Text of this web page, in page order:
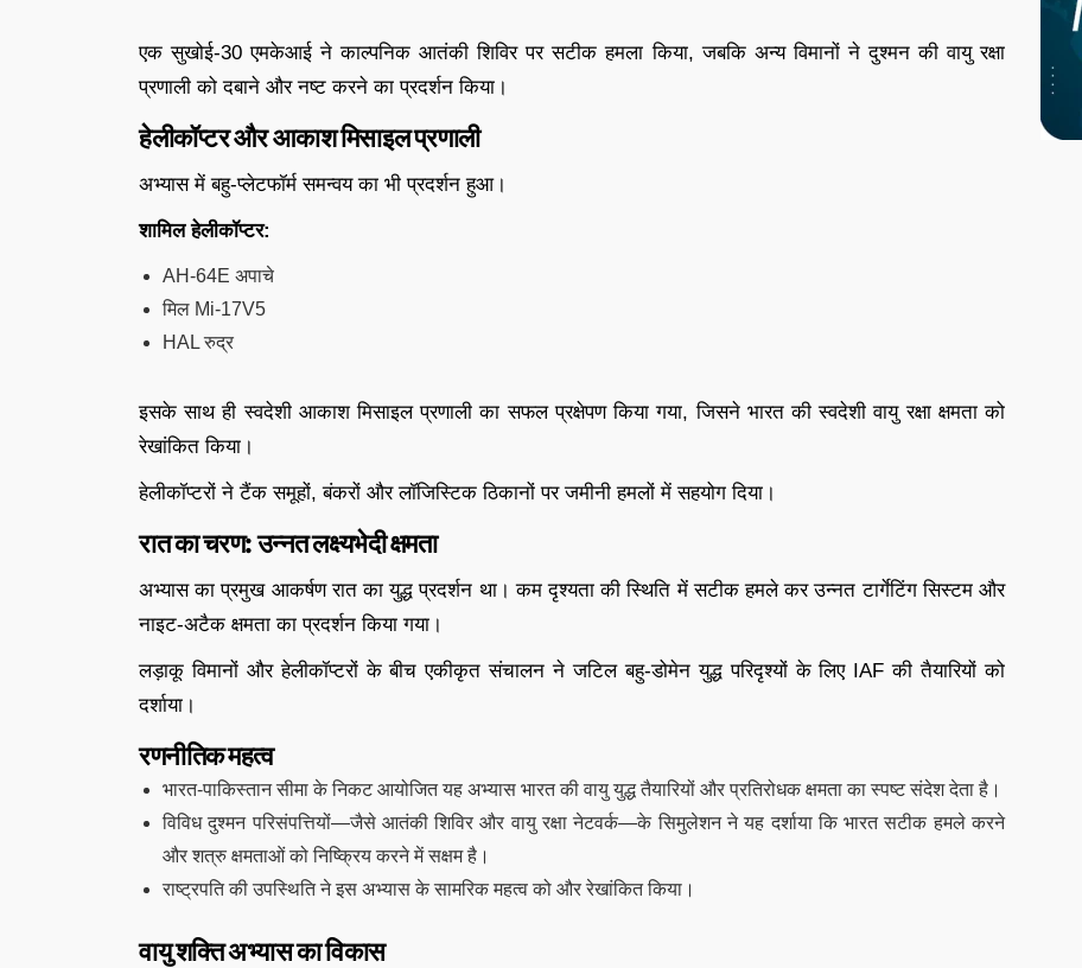
एक सुखोई-30 एमकेआई ने काल्पनिक आतंकी शिविर पर सटीक हमला किया, जबकि अन्य विमानों ने दुश्मन की वायु रक्षा
प्रणाली को दबाने और नष्ट करने का प्रदर्शन किया।
हेलीकॉप्टर और आकाश मिसाइल प्रणाली
अभ्यास में बहु-प्लेटफॉर्म समन्वय का भी प्रदर्शन हुआ।
शामिल हेलीकॉप्टर:
AH-64E अपाचे
मिल Mi-17V5
HAL रुद्र
इसके साथ ही स्वदेशी आकाश मिसाइल प्रणाली का सफल प्रक्षेपण किया गया, जिसने भारत की स्वदेशी वायु रक्षा क्षमता को
रेखांकित किया।
हेलीकॉप्टरों ने टैंक समूहों, बंकरों और लॉजिस्टिक ठिकानों पर जमीनी हमलों में सहयोग दिया।
रात का चरण: उन्नत लक्ष्यभेदी क्षमता
अभ्यास का प्रमुख आकर्षण रात का युद्ध प्रदर्शन था। कम दृश्यता की स्थिति में सटीक हमले कर उन्नत टार्गेटिंग सिस्टम और
नाइट-अटैक क्षमता का प्रदर्शन किया गया।
लड़ाकू विमानों और हेलीकॉप्टरों के बीच एकीकृत संचालन ने जटिल बहु-डोमेन युद्ध परिदृश्यों के लिए IAF की तैयारियों को
दर्शाया।
रणनीतिक महत्व
भारत-पाकिस्तान सीमा के निकट आयोजित यह अभ्यास भारत की वायु युद्ध तैयारियों और प्रतिरोधक क्षमता का स्पष्ट संदेश देता है।
विविध दुश्मन परिसंपत्तियों—जैसे आतंकी शिविर और वायु रक्षा नेटवर्क—के सिमुलेशन ने यह दर्शाया कि भारत सटीक हमले करने
और शत्रु क्षमताओं को निष्क्रिय करने में सक्षम है।
राष्ट्रपति की उपस्थिति ने इस अभ्यास के सामरिक महत्व को और रेखांकित किया।
वायु शक्ति अभ्यास का विकास